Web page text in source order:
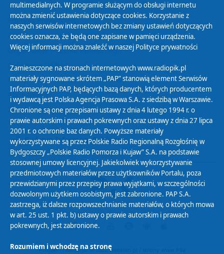
Polityka Prywatności
Zasady korzystania z Serwisu
Organizacje Pożytku Publicznego
Cyfryzacja DAB+
Polityka ochrony danych osobowych
Abonament
Zamówienia publiczne
Biuletyn Informacji Publicznej
Projekt i realizacja: © 2022Webtom.pl
multimedialnych. W programie służącym do obsługi internetu
można zmienić ustawienia dotyczące cookies. Korzystanie z
naszych serwisów internetowych bez zmiany ustawień dotyczących
cookies oznacza, że będą one zapisane w pamięci urządzenia.
Więcej informacji można znaleźć w naszej Polityce prywatności
Zamieszczone na stronach internetowych www.radiopik.pl
materiały sygnowane skrótem „PAP” stanowią element Serwisów
Informacyjnych PAP, będących bazą danych, których producentem
i wydawcą jest Polska Agencja Prasowa S.A. z siedzibą w Warszawie.
Chronione są one przepisami ustawy z dnia 4 lutego 1994 r. o
prawie autorskim i prawach pokrewnych oraz ustawy z dnia 27 lipca
2001 r. o ochronie baz danych. Powyższe materiały
wykorzystywane są przez Polskie Radio Regionalną Rozgłośnię w
Bydgoszczy „Polskie Radio Pomorza i Kujaw” S.A. na podstawie
stosownej umowy licencyjnej. Jakiekolwiek wykorzystywanie
przedmiotowych materiałów przez użytkowników Portalu, poza
przewidzianymi przez przepisy prawa wyjątkami, w szczególności
dozwolonym użytkiem osobistym, jest zabronione. PAP S.A.
zastrzega, iż dalsze rozpowszechnianie materiałów, o których mowa
w art. 25 ust. 1 pkt. b) ustawy o prawie autorskim i prawach
pokrewnych, jest zabronione.
Rozumiem i wchodzę na stronę